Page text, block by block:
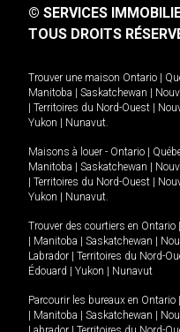
© SERVICES
TOUS DROITS
Trouver une maison Ontario
Manitoba
Saskatchewan
Territoires du Nord-Ouest
Yukon
Nunavut.
Maisons à louer - Ontario
Manitoba
Saskatchewan
Territoires du Nord-Ouest
Yukon
Nunavut.
Trouver des courtiers en Ontario
Manitoba Saskatchewan
Labrador
Territoires du Nord-
Édouard
Yukon Nunavut
Parcourir les bureaux en Ontario
Manitoba Saskatchewan